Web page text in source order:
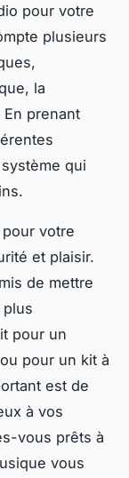
pour votre
plusieurs
la
prenant
qui
votre
et plaisir.
de mettre
pour un
pour un kit à
est de
à vos
vous prêts à
vous